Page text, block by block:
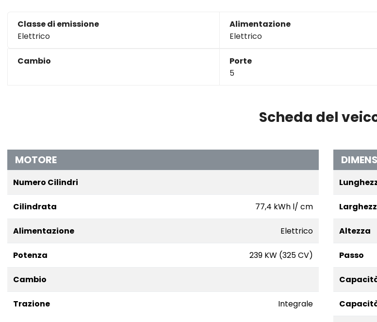
Classe di emissione
Elettrico
Alimentazione
Elettrico
Cambio
Porte
5
Scheda del
MOTORE
Numero Cilindri
Cilindrata 77,4 kWh l/ cm
Alimentazione Elettrico
Potenza 239 KW (325 CV)
Cambio
Trazione Integrale
Altezza
Passo